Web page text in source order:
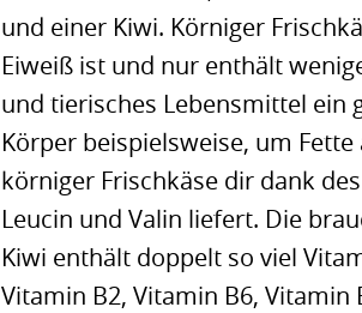
und einer Kiwi. Körniger
Eiweiß ist und nur enthält
und tierisches Lebensmittel ein
Körper beispielsweise, um
körniger Frischkäse dir dank
Leucin und Valin liefert. Die
Kiwi enthält doppelt so viel
Vitamin B2, Vitamin B6, Vitamin